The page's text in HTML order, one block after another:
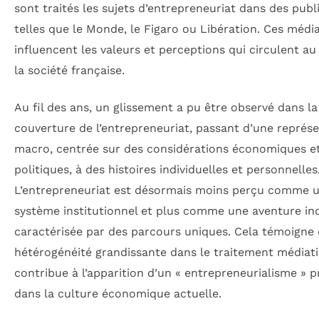
sont traités les sujets d’entrepreneuriat dans des
telles que le Monde, le Figaro ou Libération. Ces
influencent les valeurs et perceptions qui circulent au
la société française.
Au fil des ans, un glissement a pu être observé dans la
couverture de l’entrepreneuriat, passant d’une
macro, centrée sur des considérations économiques
politiques, à des histoires individuelles et
L’entrepreneuriat est désormais moins perçu comme
système institutionnel et plus comme une aventure
caractérisée par des parcours uniques. Cela témoigne
hétérogénéité grandissante dans le traitement
contribue à l’apparition d’un « entrepreneurialisme »
dans la culture économique actuelle.